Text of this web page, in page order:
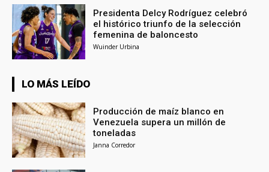
Presidenta Delcy Rodríguez celebró
el histórico triunfo de la selección
femenina de baloncesto
Wuinder Urbina
LO MÁS LEÍDO
Producción de maíz blanco en
Venezuela supera un millón de
toneladas
Janna Corredor